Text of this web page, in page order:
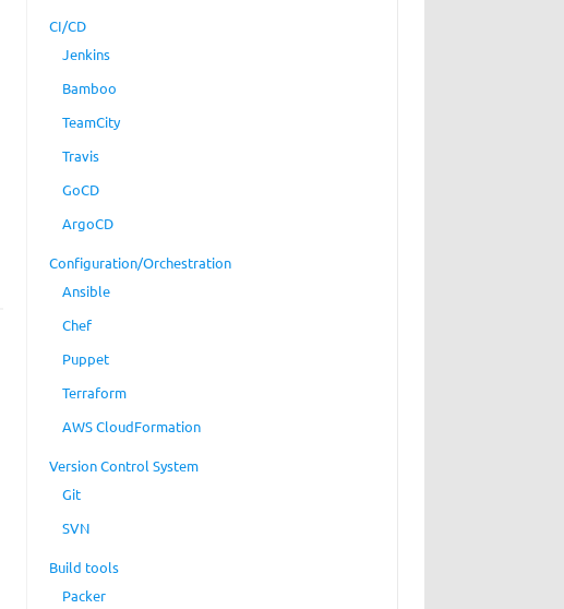
CI/CD
Jenkins
Bamboo
TeamCity
Travis
GoCD
ArgoCD
Configuration/Orchestration
Ansible
Chef
Puppet
Terraform
AWS CloudFormation
Version Control System
Git
SVN
Build tools
Packer